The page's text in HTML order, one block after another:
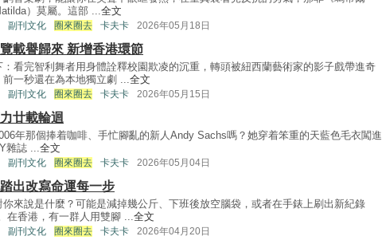
）莫屬。這部 ...全文
副刊文化 圈來圈去 卡夫卡 2026年05月18日
載譽歸來 新增香港環節
：看完智利舞者用身體詮釋校園欺凌的沉重，轉頭被紐西蘭藝術家的影子戲帶進奇
前一秒還在為本地獨立劇 ...全文
副刊文化 圈來圈去 卡夫卡 2026年05月15日
廿載輪迴
年那個捧着咖啡、手忙腳亂的新人Andy Sachs嗎？她穿着笨重的天藍色毛衣闖進
雜誌 ...全文
副刊文化 圈來圈去 卡夫卡 2026年05月04日
出改寫命運每一步
你來說是什麼？可能是減掉幾公斤、下班後放空腦袋，或者在手錶上刷出新紀錄
在香港，有一群人用雙腳 ...全文
副刊文化 圈來圈去 卡夫卡 2026年04月20日